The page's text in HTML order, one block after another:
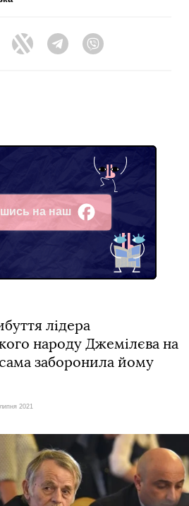
Twitter TelegramViber
на наш
лідера
народу Джемілєва на
заборонила йому
2021